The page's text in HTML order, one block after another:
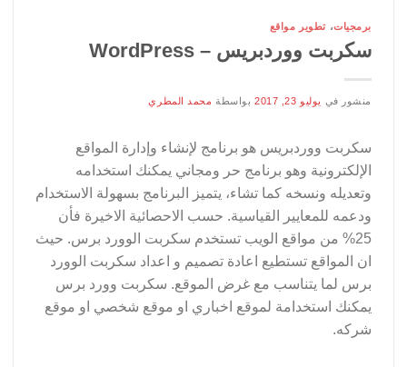
برمجيات،تطوير مواقع
سكربت ووردبريس – WordPress
منشور فييوليو 23, 2017 بواسطة محمد المطري
سكربت ووردبريس هو برنامج لإنشاء وإدارة المواقع
الإلكترونية وهو برنامج حر ومجاني يمكنك استخدامه
وتعديله ونسخه كما تشاء، يتميز البرنامج بسهولة الاستخدام
ودعمه للمعايير القياسية. حسب الاحصائية الاخيرة فأن
25% من مواقع الويب تستخدم سكربت الوورد برس. حيث
ان المواقع تستطيع اعادة تصميم و اعداد سكربت الوورد
برس لما يتناسب مع غرض الموقع. سكربت وورد برس
يمكنك استخدامة لموقع اخباري او موقع شخصي او موقع
شركه.